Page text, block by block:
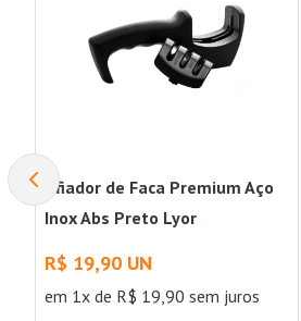
Afiador de Faca Premium Aço
Inox Abs Preto Lyor
R$ 19,90 UN
em 1x de R$ 19,90 sem juros